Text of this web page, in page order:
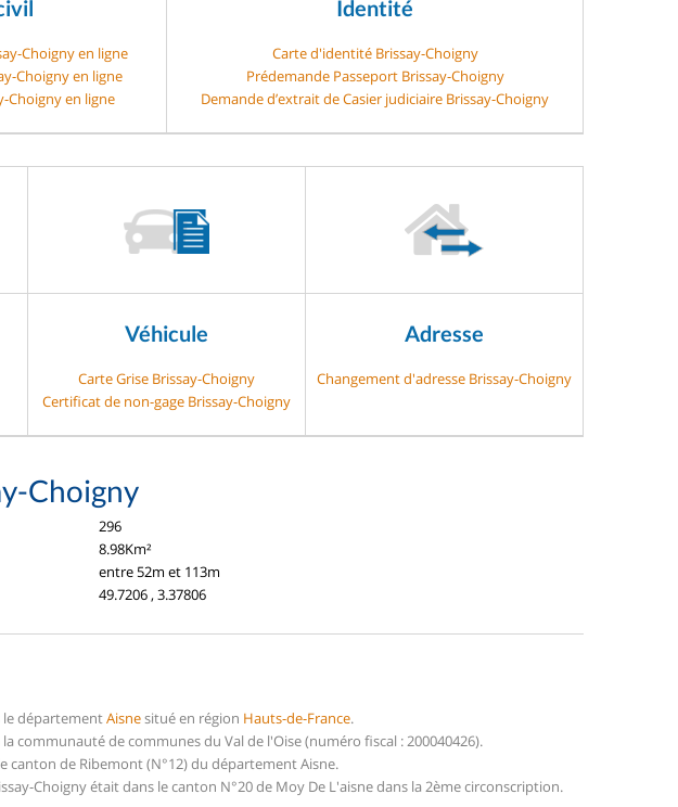
Choigny en ligne
Choigny en ligne
Choigny en ligne
Identité
Carte d'identité Brissay-Choigny
Prédemande Passeport Brissay-Choigny
Demande d’extrait de Casier judiciaire Brissay-Choigny
Véhicule
Carte Grise Brissay-Choigny
Certificat de non-gage Brissay-Choigny
Adresse
Changement d'adresse Brissay-Choigny
Choigny
296
8.98Km²
entre 52m et 113m
49.7206 , 3.37806
le départementAisnesitué en région Hauts-de-France.
communauté de communes du Val de l'Oise (numéro fiscal : 200040426).
canton de Ribemont (N°12) du département Aisne.
Choigny était dans le canton N°20 de Moy De L'aisne dans la 2ème circonscription.